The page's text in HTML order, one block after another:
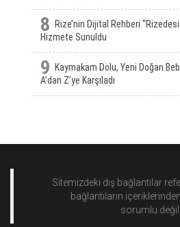
8
Rize’nin Dijital Rehberi
Hizmete Sunuldu
9
Kaymakam Dolu, Yeni Doğan
A’dan Z’ye Karşıladı
Sitemizdeki dış bağlantılar
bağlantıların içeriklerinden
sorumlu